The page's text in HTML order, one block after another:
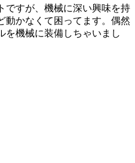
ですが、機械に深い興味を持
動かなくて困ってます。偶然
を機械に装備しちゃいまし